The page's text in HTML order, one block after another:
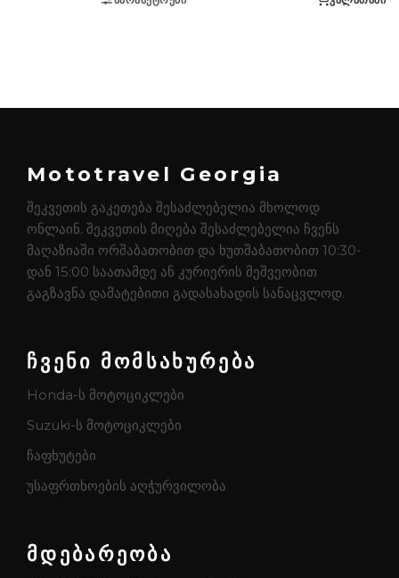
Mototravel Georgia
შეკვეთის გაკეთება შესაძლებელია მხოლოდ
ონლაინ. შეკვეთის მიღება შესაძლებელია ჩვენს
მაღაზიაში ორშაბათობით და ხუთშაბათობით 10:30-
დან 15:00 საათამდე ან კურიერის მეშვეობით
გაგზავნა დამატებითი გადასახადის სანაცვლოდ.
ჩვენი მომსახურება
Honda-ს მოტოციკლები
Suzuki-ს მოტოციკლები
ჩაფხუტები
უსაფრთხოების აღჭურვილობა
მდებარეობა